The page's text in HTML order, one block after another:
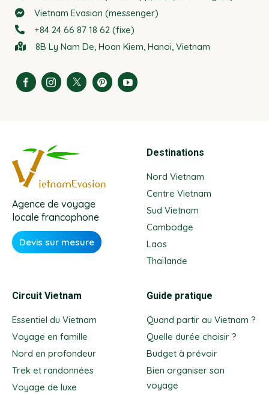
Vietnam Evasion (messenger)
+84 24 66 87 18 62 (fixe)
8B Ly Nam De, Hoan Kiem, Hanoi, Vietnam
Agence de voyage
locale francophone
Devis sur mesure
Destinations
Nord Vietnam
Centre Vietnam
Sud Vietnam
Cambodge
Laos
Thaïlande
Circuit Vietnam
Essentiel du Vietnam
Voyage en famille
Nord en profondeur
Trek et randonnées
Voyage de luxe
Guide pratique
Quand partir au Vietnam ?
Quelle durée choisir ?
Budget à prévoir
Bien organiser son
voyage